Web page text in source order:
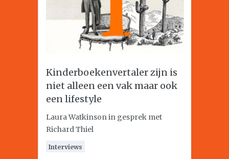
Kinderboekenvertaler zijn is
niet alleen een vak maar ook
een lifestyle
Laura Watkinson in gesprek met
Richard Thiel
Interviews